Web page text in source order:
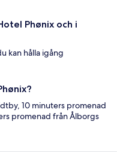
Phønix och i
kan hålla igång
10 minuters promenad
promenad från Ålborgs